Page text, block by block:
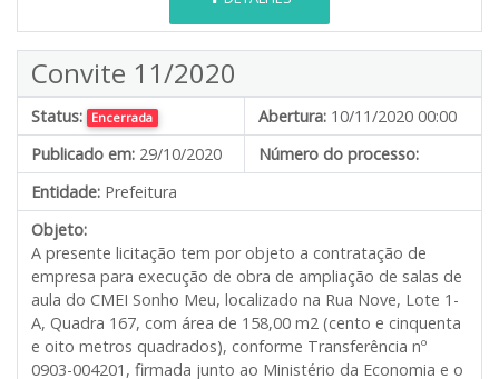
Convite 11/2020
Status: Encerrada Abertura: 10/11/2020 00:00
Publicado em: 29/10/2020
Número do processo:
Entidade: Prefeitura
Objeto:
A presente licitação tem por objeto a contratação de
empresa para execução de obra de ampliação de salas de
aula do CMEI Sonho Meu, localizado na Rua Nove, Lote 1-
A, Quadra 167, com área de 158,00 m2 (cento e cinquenta
e oito metros quadrados), conforme Transferência nº
0903-004201, firmada junto ao Ministério da Economia e o